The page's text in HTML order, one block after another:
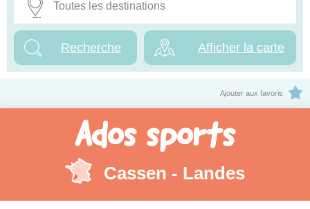
Afficher la carte
Ajouter aux favoris
Ados sports
Cassen - Landes